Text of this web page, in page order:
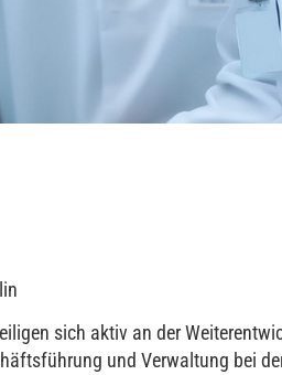
sich aktiv an der
und Verwaltung bei